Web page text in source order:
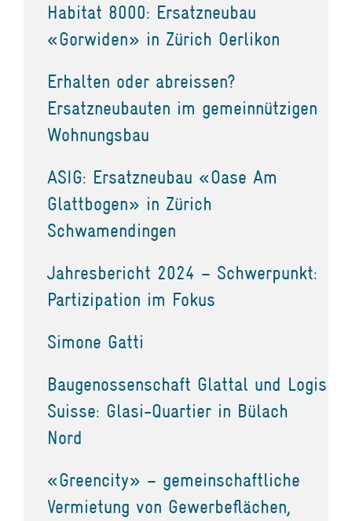
Habitat 8000: Ersatzneubau
«Gorwiden» in Zürich Oerlikon
Erhalten oder abreissen?
Ersatzneubauten im gemeinnützigen
Wohnungsbau
ASIG: Ersatzneubau «Oase Am
Glattbogen» in Zürich
Schwamendingen
Jahresbericht 2024 – Schwerpunkt:
Partizipation im Fokus
Simone Gatti
Baugenossenschaft Glattal und Logis
Suisse: Glasi-Quartier in Bülach
Nord
«Greencity» – gemeinschaftliche
Vermietung von Gewerbeflächen,